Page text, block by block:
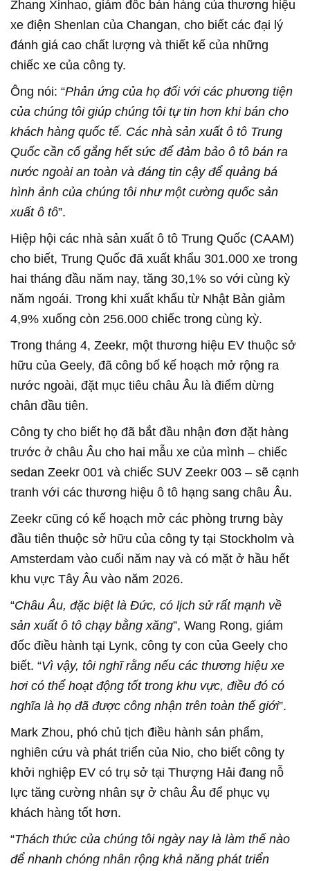
Zhang Xinhao, giám đốc bán hàng của thương hiệu
xe điện Shenlan của Changan, cho biết các đại lý
đánh giá cao chất lượng và thiết kế của những
chiếc xe của công ty.
Ông nói: “Phản ứng của họ đối với các phương tiện
của chúng tôi giúp chúng tôi tự tin hơn khi bán cho
khách hàng quốc tế. Các nhà sản xuất ô tô Trung
Quốc cần cố gắng hết sức để đảm bảo ô tô bán ra
nước ngoài an toàn và đáng tin cậy để quảng bá
hình ảnh của chúng tôi như một cường quốc sản
xuất ô tô”.
Hiệp hội các nhà sản xuất ô tô Trung Quốc (CAAM)
cho biết, Trung Quốc đã xuất khẩu 301.000 xe trong
hai tháng đầu năm nay, tăng 30,1% so với cùng kỳ
năm ngoái. Trong khi xuất khẩu từ Nhật Bản giảm
4,9% xuống còn 256.000 chiếc trong cùng kỳ.
Trong tháng 4, Zeekr, một thương hiệu EV thuộc sở
hữu của Geely, đã công bố kế hoạch mở rộng ra
nước ngoài, đặt mục tiêu châu Âu là điểm dừng
chân đầu tiên.
Công ty cho biết họ đã bắt đầu nhận đơn đặt hàng
trước ở châu Âu cho hai mẫu xe của mình – chiếc
sedan Zeekr 001 và chiếc SUV Zeekr 003 – sẽ cạnh
tranh với các thương hiệu ô tô hạng sang châu Âu.
Zeekr cũng có kế hoạch mở các phòng trưng bày
đầu tiên thuộc sở hữu của công ty tại Stockholm và
Amsterdam vào cuối năm nay và có mặt ở hầu hết
khu vực Tây Âu vào năm 2026.
“Châu Âu, đặc biệt là Đức, có lịch sử rất mạnh về
sản xuất ô tô chạy bằng xăng”, Wang Rong, giám
đốc điều hành tại Lynk, công ty con của Geely cho
biết. “Vì vậy, tôi nghĩ rằng nếu các thương hiệu xe
hơi có thể hoạt động tốt trong khu vực, điều đó có
nghĩa là họ đã được công nhận trên toàn thế giới”.
Mark Zhou, phó chủ tịch điều hành sản phẩm,
nghiên cứu và phát triển của Nio, cho biết công ty
khởi nghiệp EV có trụ sở tại Thượng Hải đang nỗ
lực tăng cường nhân sự ở châu Âu để phục vụ
khách hàng tốt hơn.
“Thách thức của chúng tôi ngày nay là làm thế nào
để nhanh chóng nhân rộng khả năng phát triển